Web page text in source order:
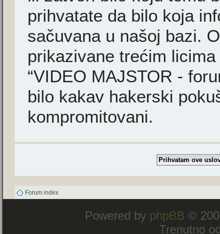
prihvatate da bilo koja
sačuvana u našoj bazi.
prikazivane trećim
“VIDEO MAJSTOR -
bilo kakav hakerski
kompromitovani.
Forum index
Powered by phpBB ©
Trenutno